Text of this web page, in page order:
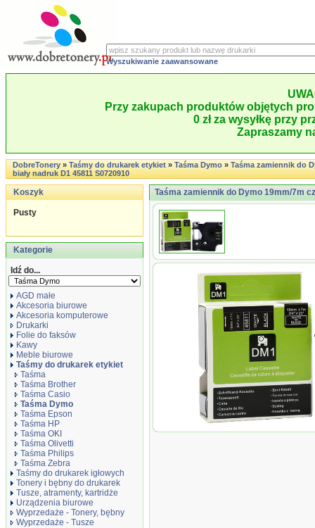
Wyszukiwanie zaawansowane
Przy zakupach produktów objętych
0 zł za wysyłkę przy
Zapraszamy
DobreTonery»Taśmy do drukarek etykiet»Taśma Dymo»Taśma zamiennik do
biały nadruk D1 45811 S0720910
Koszyk
Pusty
Kategorie
Idź do...
AGD małe
Akcesoria biurowe
Akcesoria komputerowe
Drukarki
Folie do faksów
Kawy
Meble biurowe
Taśmy do drukarek etykiet
Taśma
Taśma Brother
Taśma Casio
Taśma Dymo
Taśma Epson
Taśma HP
Taśma OKI
Taśma Olivetti
Taśma Philips
Taśma Zebra
Taśmy do drukarek igłowych
Tonery i bębny do drukarek
Tusze, atramenty, kartridże
Urządzenia biurowe
Wyprzedaże - Tonery, bębny
Wyprzedaże - Tusze
Taśma zamiennik do Dymo 19mm/7m
Taśma zamiennik do Dymo